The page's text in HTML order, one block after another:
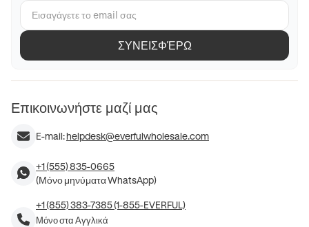
ΣΥΝΕΙΣΦΈΡΩ
Επικοινωνήστε μαζί μας
E-mail:helpdesk@everfulwholesale.com
+1 (555) 835-0665
(Μόνο μηνύματα WhatsApp)
+1 (855) 383-7385 (1-855-EVERFUL)
Μόνο στα Αγγλικά